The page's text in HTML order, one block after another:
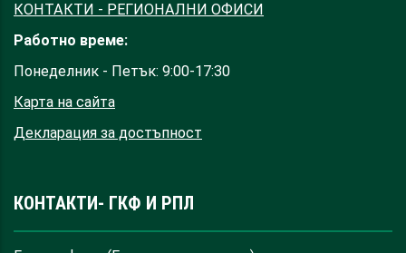
КОНТАКТИ - РЕГИОНАЛНИ ОФИСИ
Работно време:
Понеделник - Петък: 9:00-17:30
Карта на сайта
Декларация за достъпност
КОНТАКТИ- ГКФ И РПЛ